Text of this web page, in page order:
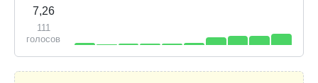
7,26
111
голосов